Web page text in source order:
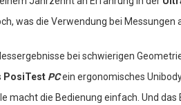
was die Verwendung bei
bei schwierigen
PosiTest PCein ergonomisches
macht die Bedienung einfach. Und